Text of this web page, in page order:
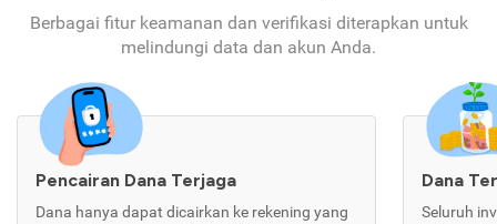
Berbagai fitur keamanan dan verifikasi diterapkan untuk
melindungi data dan akun Anda.
Pencairan Dana Terjaga
Dana hanya dapat dicairkan ke rekening yang
Dana
Seluruh